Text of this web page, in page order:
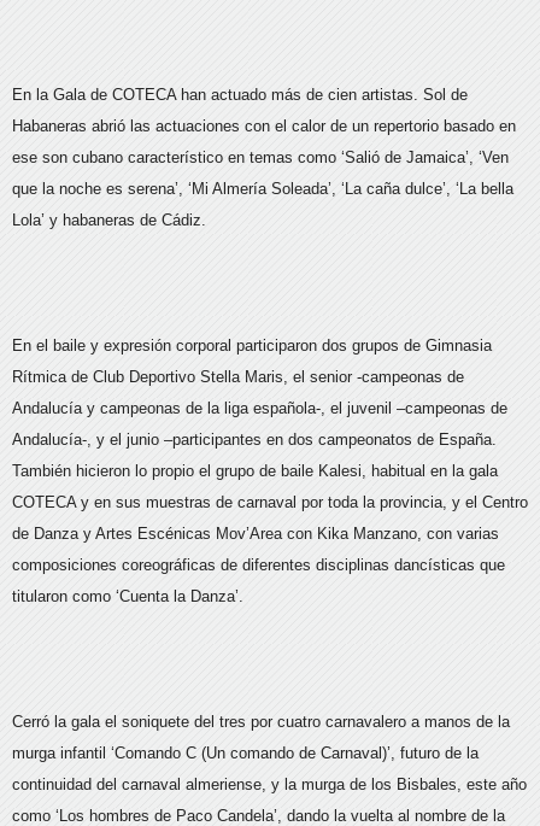
En la Gala de COTECA han actuado más de cien artistas. Sol de
Habaneras abrió las actuaciones con el calor de un repertorio basado en
ese son cubano característico en temas como ‘Salió de Jamaica’, ‘Ven
que la noche es serena’, ‘Mi Almería Soleada’, ‘La caña dulce’, ‘La bella
Lola’ y habaneras de Cádiz.
En el baile y expresión corporal participaron dos grupos de Gimnasia
Rítmica de Club Deportivo Stella Maris, el senior -campeonas de
Andalucía y campeonas de la liga española-, el juvenil –campeonas de
Andalucía-, y el junio –participantes en dos campeonatos de España.
También hicieron lo propio el grupo de baile Kalesi, habitual en la gala
COTECA y en sus muestras de carnaval por toda la provincia, y el Centro
de Danza y Artes Escénicas Mov’Area con Kika Manzano, con varias
composiciones coreográficas de diferentes disciplinas dancísticas que
titularon como ‘Cuenta la Danza’.
Cerró la gala el soniquete del tres por cuatro carnavalero a manos de la
murga infantil ‘Comando C (Un comando de Carnaval)’, futuro de la
continuidad del carnaval almeriense, y la murga de los Bisbales, este año
como ‘Los hombres de Paco Candela’, dando la vuelta al nombre de la